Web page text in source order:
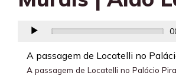
A passagem de Locatelli no
A passagem de Locatelli no Palácio